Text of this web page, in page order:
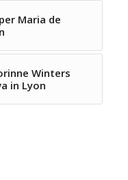
Maria de
Winters
in Lyon